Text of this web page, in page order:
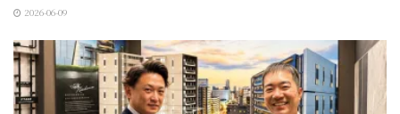
2026-06-09